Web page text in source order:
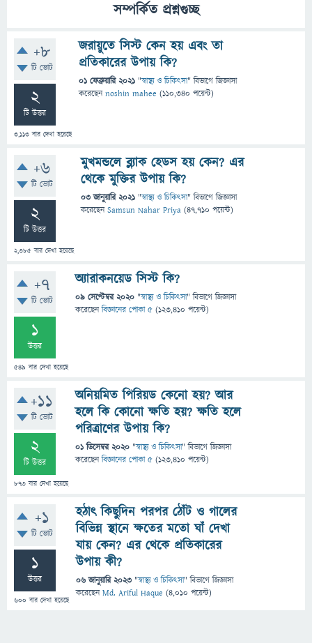
সম্পর্কিত প্রশ্নগুচ্ছ
+8
টি ভোট
2
টি উত্তর
3,113 বার দেখা হয়েছে
জরায়ুতে সিস্ট কেন হয় এবং তা
প্রতিকারের উপায় কি?
01 ফেব্রুয়ারি 2021 "স্বাস্থ্য ও চিকিৎসা" বিভাগে জিজ্ঞাসা
করেছেনnoshin mahee (110,340 পয়েন্ট)
+6
টি ভোট
2
টি উত্তর
2,385 বার দেখা হয়েছে
মুখমন্ডলে ব্ল্যাক হেডস হয় কেন? এর
থেকে মুক্তির উপায় কি?
03 জানুয়ারি 2021 "স্বাস্থ্য ও চিকিৎসা" বিভাগে জিজ্ঞাসা
করেছেনSamsun Nahar Priya (47,710 পয়েন্ট)
+7
টি ভোট
1
উত্তর
549 বার দেখা হয়েছে
অ্যারাকনয়েড সিস্ট কি?
09 সেপ্টেম্বর 2020 "স্বাস্থ্য ও চিকিৎসা" বিভাগে জিজ্ঞাসা
করেছেনবিজ্ঞানের পোকা ৫ (123,410 পয়েন্ট)
+11
টি ভোট
2
টি উত্তর
873 বার দেখা হয়েছে
অনিয়মিত পিরিয়ড কেনো হয়? আর
হলে কি কোনো ক্ষতি হয়? ক্ষতি হলে
পরিত্রাণের উপায় কি?
01 ডিসেম্বর 2020 "স্বাস্থ্য ও চিকিৎসা" বিভাগে জিজ্ঞাসা
করেছেনবিজ্ঞানের পোকা ৫ (123,410 পয়েন্ট)
+1
টি ভোট
1
উত্তর
600 বার দেখা হয়েছে
হঠাৎ কিছুদিন পরপর ঠোঁট ও গালের
বিভিন্ন স্থানে ক্ষতের মতো ঘাঁ দেখা
যায় কেন? এর থেকে প্রতিকারের
উপায় কী?
06 জানুয়ারি 2023 "স্বাস্থ্য ও চিকিৎসা" বিভাগে জিজ্ঞাসা
করেছেনMd. Ariful Haque (4,010 পয়েন্ট)